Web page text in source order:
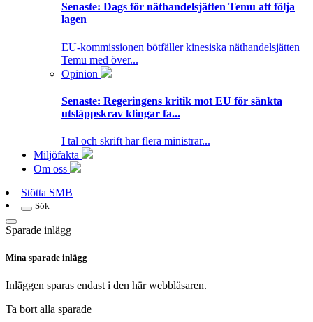
Senaste: Dags för näthandelsjätten Temu att följa
lagen
EU-kommissionen bötfäller kinesiska näthandelsjätten
Temu med över...
Opinion
Senaste: Regeringens kritik mot EU för sänkta
utsläppskrav klingar fa...
I tal och skrift har flera ministrar...
Miljöfakta
Om oss
Stötta SMB
Sök
Sparade inlägg
Mina sparade inlägg
Inläggen sparas endast i den här webbläsaren.
Ta bort alla sparade